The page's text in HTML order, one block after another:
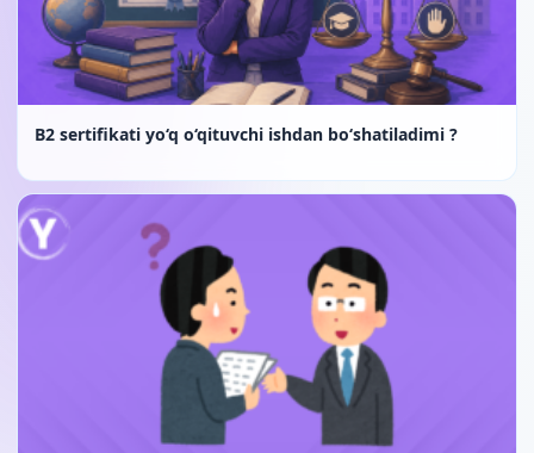
B2 sertifikati yo‘q o‘qituvchi ishdan bo‘shatiladimi ?